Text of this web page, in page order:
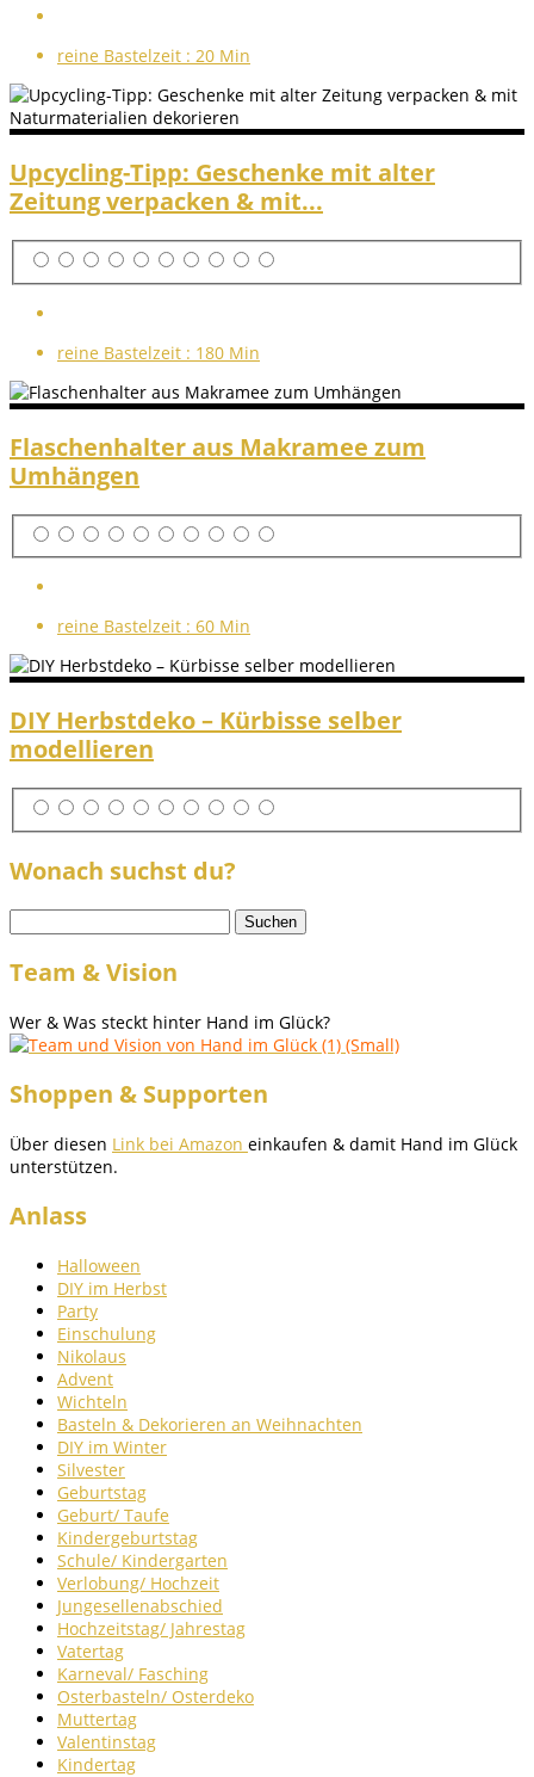
reine Bastelzeit : 20 Min
Upcycling-Tipp: Geschenke mit alter
Zeitung verpacken & mit...
reine Bastelzeit : 180 Min
Flaschenhalter aus Makramee zum
Umhängen
reine Bastelzeit : 60 Min
DIY Herbstdeko – Kürbisse selber
modellieren
Wonach suchst du?
nach:
Team & Vision
Wer & Was steckt hinter Hand im Glück?
Shoppen & Supporten
Über diesen Link bei Amazon einkaufen & damit Hand im Glück
unterstützen.
Anlass
Halloween
DIY im Herbst
Party
Einschulung
Nikolaus
Advent
Wichteln
Basteln & Dekorieren an Weihnachten
DIY im Winter
Silvester
Geburtstag
Geburt/ Taufe
Kindergeburtstag
Schule/ Kindergarten
Verlobung/ Hochzeit
Jungesellenabschied
Hochzeitstag/ Jahrestag
Vatertag
Karneval/ Fasching
Osterbasteln/ Osterdeko
Muttertag
Valentinstag
Kindertag